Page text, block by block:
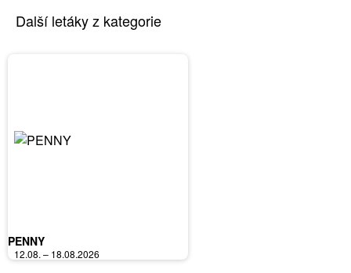
Další letáky z kategorie
PENNY
12.08. – 18.08.2026